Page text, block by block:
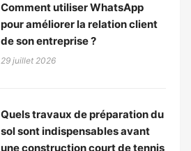
Comment utiliser WhatsApp
pour améliorer la relation client
de son entreprise ?
29 juillet 2026
Quels travaux de préparation du
sol sont indispensables avant
une construction court de tennis